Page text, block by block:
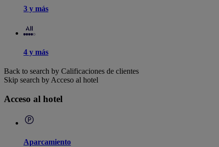
3 y más
4 y más
Back to search by Calificaciones de clientes
Skip search by Acceso al hotel
Acceso al hotel
Aparcamiento